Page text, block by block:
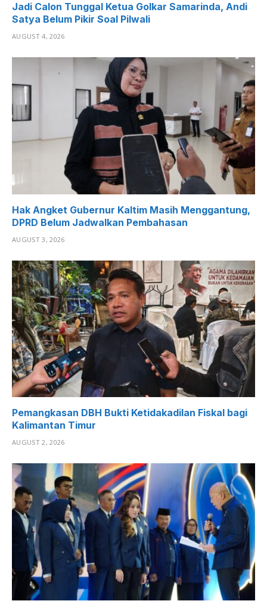
Jadi Calon Tunggal Ketua Golkar Samarinda, Andi
Satya Belum Pikir Soal Pilwali
AUGUST 4, 2026
Hak Angket Gubernur Kaltim Masih Menggantung,
DPRD Belum Jadwalkan Pembahasan
AUGUST 3, 2026
Pemangkasan DBH Bukti Ketidakadilan Fiskal bagi
Kalimantan Timur
AUGUST 2, 2026